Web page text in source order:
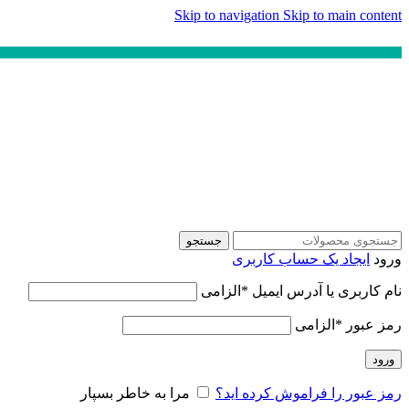
Skip to navigation Skip to main content
جستجو
ورود ایجاد یک حساب کاربری
نام کاربری یا آدرس ایمیل * الزامی
رمز عبور * الزامی
ورود
رمز عبور را فراموش کرده اید؟ مرا به خاطر بسپار